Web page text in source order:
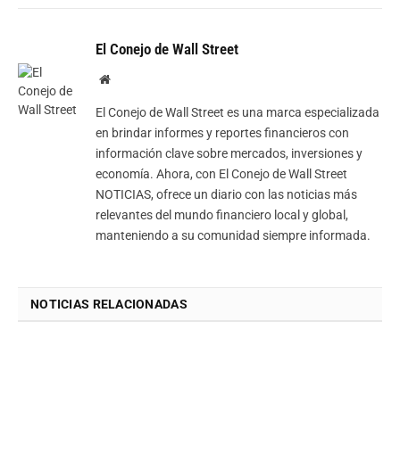
El Conejo de Wall Street
Website
El Conejo de Wall Street es una marca especializada
en brindar informes y reportes financieros con
información clave sobre mercados, inversiones y
economía. Ahora, con El Conejo de Wall Street
NOTICIAS, ofrece un diario con las noticias más
relevantes del mundo financiero local y global,
manteniendo a su comunidad siempre informada.
NOTICIAS RELACIONADAS